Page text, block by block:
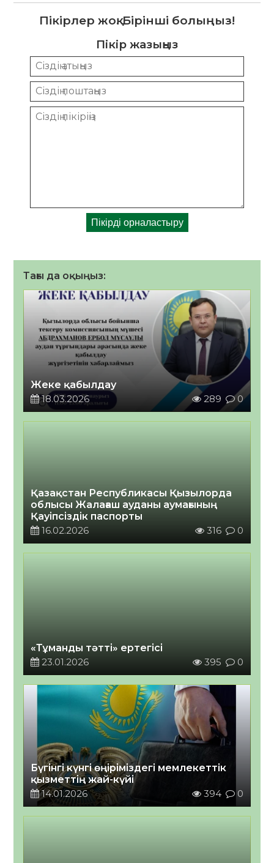
Пікірлер жоқ. Бірінші болыңыз!
Пікір жазыңыз
Тағы да оқыңыз:
Жеке қабылдау
18.03.2026
289 0
Қазақстан Республикасы Қызылорда
облысы Жалағаш ауданы аумағының
Қауіпсіздік паспорты
16.02.2026
316 0
«Тұманды тәтті» ертегісі
23.01.2026
395 0
Бүгінгі күнгі өңіріміздегі мемлекеттік
қызметтің жай-күйі
14.01.2026
394 0